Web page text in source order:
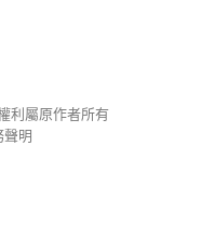
利屬原作者所有
聲明